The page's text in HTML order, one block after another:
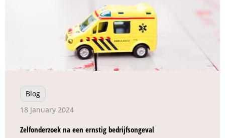
Blog
18 January 2024
Zelfonderzoek na een ernstig bedrijfsongeval